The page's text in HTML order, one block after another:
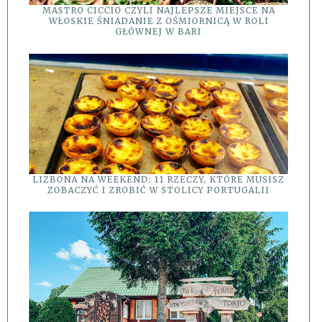
MASTRO CICCIO CZYLI NAJLEPSZE MIEJSCE NA
WŁOSKIE ŚNIADANIE Z OŚMIORNICĄ W ROLI
GŁÓWNEJ W BARI
LIZBONA NA WEEKEND: 11 RZECZY, KTÓRE MUSISZ
ZOBACZYĆ I ZROBIĆ W STOLICY PORTUGALII